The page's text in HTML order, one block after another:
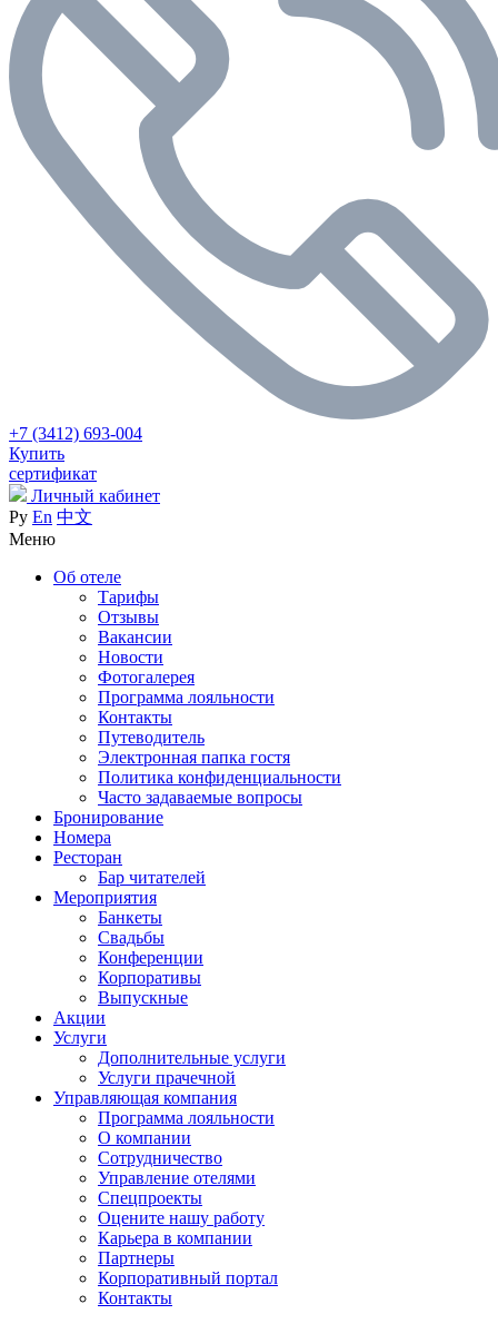
+7 (3412) 693-004
Купить
сертификат
Личный кабинет
Ру En 中文
Меню
Об отеле
Тарифы
Отзывы
Вакансии
Новости
Фотогалерея
Программа лояльности
Контакты
Путеводитель
Электронная папка гостя
Политика конфиденциальности
Часто задаваемые вопросы
Бронирование
Номера
Ресторан
Бар читателей
Мероприятия
Банкеты
Свадьбы
Конференции
Корпоративы
Выпускные
Акции
Услуги
Дополнительные услуги
Услуги прачечной
Управляющая компания
Программа лояльности
О компании
Сотрудничество
Управление отелями
Спецпроекты
Оцените нашу работу
Карьера в компании
Партнеры
Корпоративный портал
Контакты